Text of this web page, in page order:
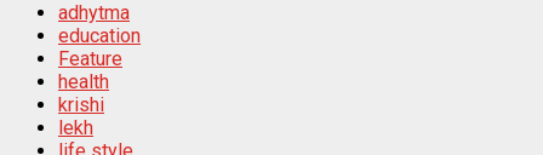
adhytma
education
Feature
health
krishi
lekh